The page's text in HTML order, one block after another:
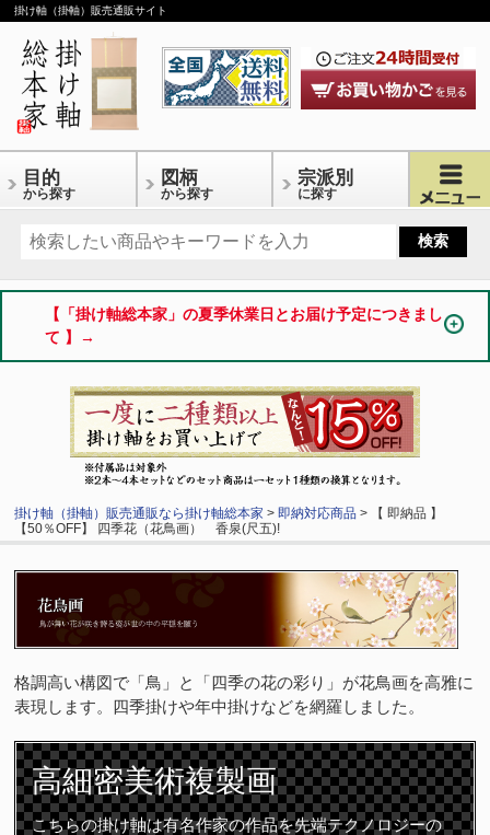
掛け軸（掛軸）販売通販サイト
目的
から探す
図柄
から探す
宗派別
に探す
【「掛け軸総本家」の夏季休業日とお届け予定につきまし
て 】→
掛け軸（掛軸）販売通販なら掛け軸総本家 > 即納対応商品 > 【 即納品 】
【50％OFF】 四季花（花鳥画） 香泉(尺五)!
格調高い構図で「鳥」と「四季の花の彩り」が花鳥画を高雅に
表現します。四季掛けや年中掛けなどを網羅しました。
高細密美術複製画
こちらの掛け軸は有名作家の作品を先端テクノロジーの